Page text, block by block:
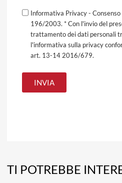
Informativa Privacy -
196/2003. * Con l'invio del
trattamento dei dati personali
l'informativa sulla privacy
art. 13-14 2016/679.
TI POTREBBE